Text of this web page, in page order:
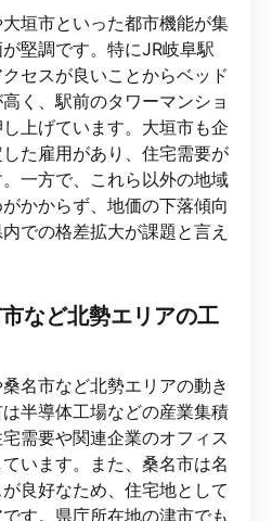
垣市といった都市機能が集
堅調です。特にJR岐阜駅
セスが良いことからベッド
く、駅前のタワーマンショ
上げています。大垣市も企
た雇用があり、住宅需要が
一方で、これら以外の地域
かからず、地価の下落傾向
での格差拡大が課題と言え
など北勢エリアの工
名市など北勢エリアの動き
半導体工場などの産業集積
需要や関連企業のオフィス
います。また、桑名市は名
良好なため、住宅地として
す。県庁所在地の津市でも